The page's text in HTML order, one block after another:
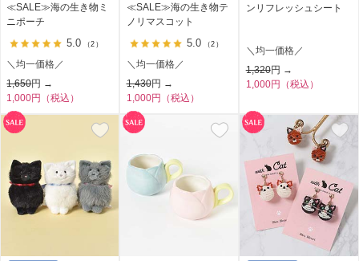
≪SALE≫海の生き物ミ
ニポーチ
5.0 （2）
＼均一価格／
1,650円 →
1,000円（税込）
≪SALE≫海の生き物テ
ノリマスコット
5.0 （2）
＼均一価格／
1,430円 →
1,000円（税込）
ンリフレッシュシート
＼均一価格／
1,320円 →
1,000円（税込）